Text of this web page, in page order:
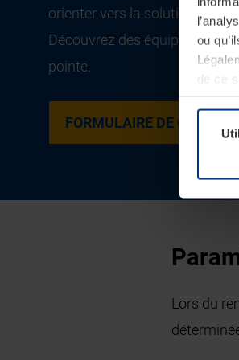
ou
de ce
orienter vers la solution la
Découvrez des équipements
pointe.
FORMULAIRE DE CONTACT
Lors du